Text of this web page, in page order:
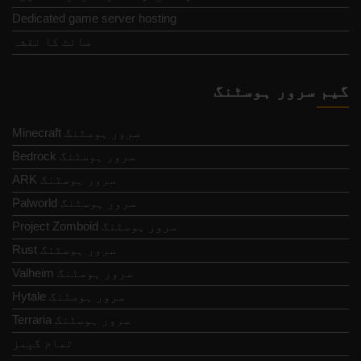
Dedicated game server hosting
سائٹ کا نقشہ
گیم سرور ہوسٹنگ
Minecraft سرور ہوسٹنگ
Bedrock سرور ہوسٹنگ
ARK سرور ہوسٹنگ
Palworld سرور ہوسٹنگ
Project Zomboid سرور ہوسٹنگ
Rust سرور ہوسٹنگ
Valheim سرور ہوسٹنگ
Hytale سرور ہوسٹنگ
Terraria سرور ہوسٹنگ
تمام گیمز